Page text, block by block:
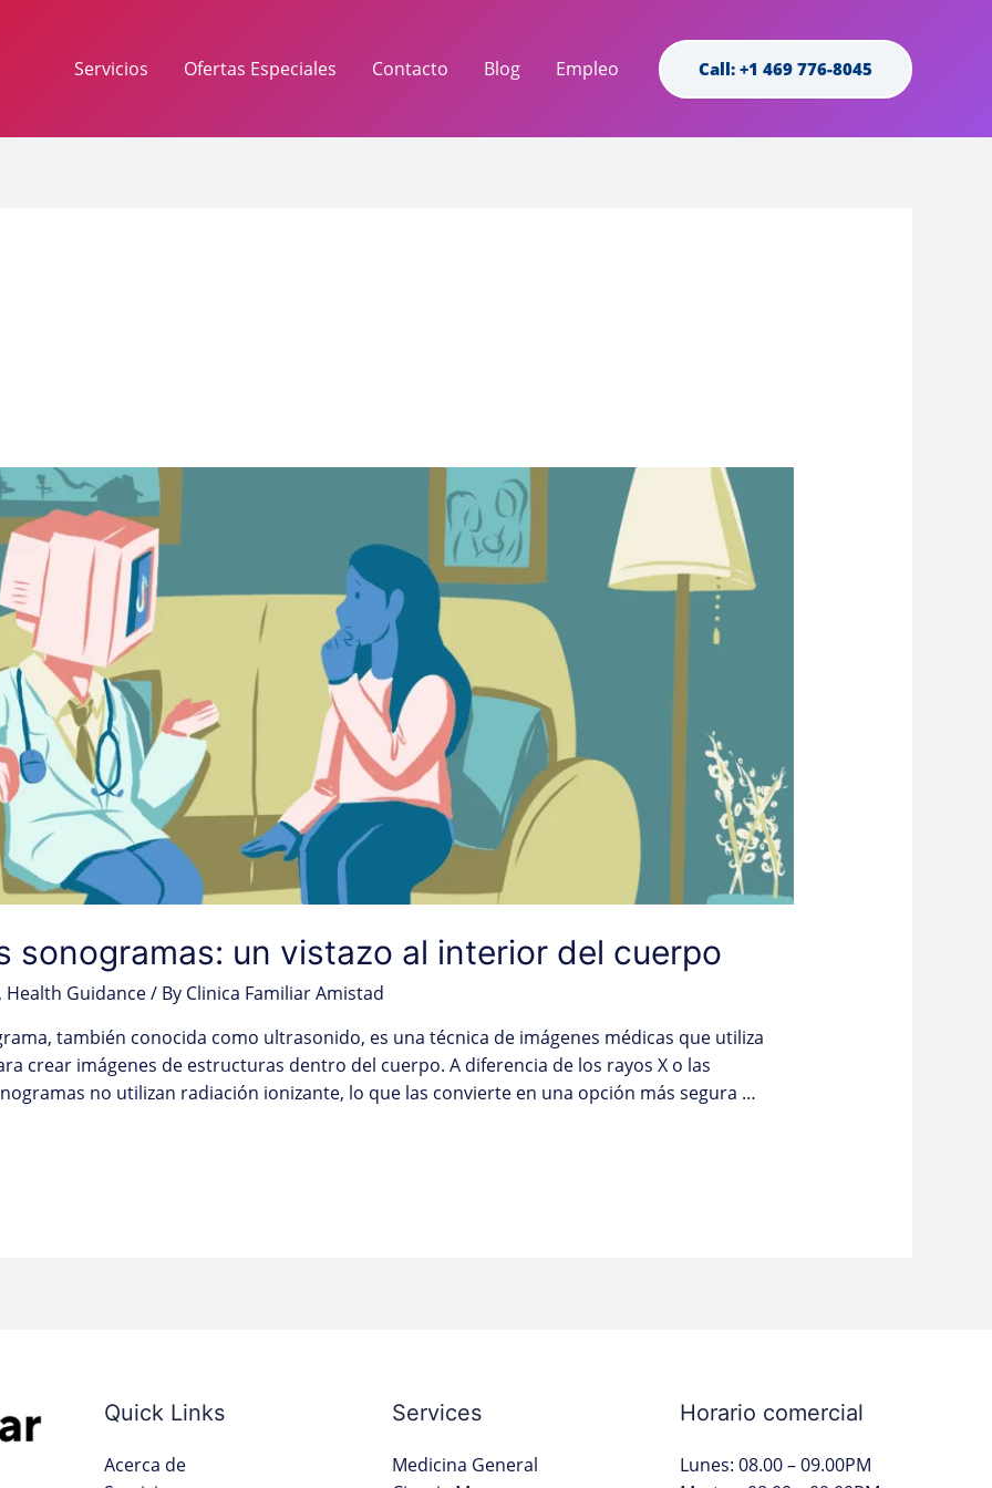
Servicios Ofertas Especiales Contacto Blog Empleo Call: +1 469 776-8045
sonogramas: un vistazo al interior del cuerpo
, Health Guidance/ By Clinica Familiar Amistad
también conocida como ultrasonido, es una técnica de imágenes médicas que utiliza
crear imágenes de estructuras dentro del cuerpo. A diferencia de los rayos X o las
no utilizan radiación ionizante, lo que las convierte en una opción más segura …
Quick Links
Acerca de
Services
Medicina General
Horario comercial
Lunes: 08.00 – 09.00PM